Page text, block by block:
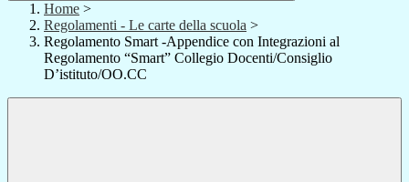
Home >
Regolamenti - Le carte della scuola >
Regolamento Smart -Appendice con Integrazioni al
Regolamento “Smart” Collegio Docenti/Consiglio
D’istituto/OO.CC